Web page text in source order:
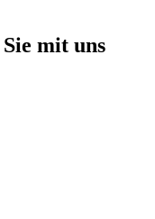
mit uns